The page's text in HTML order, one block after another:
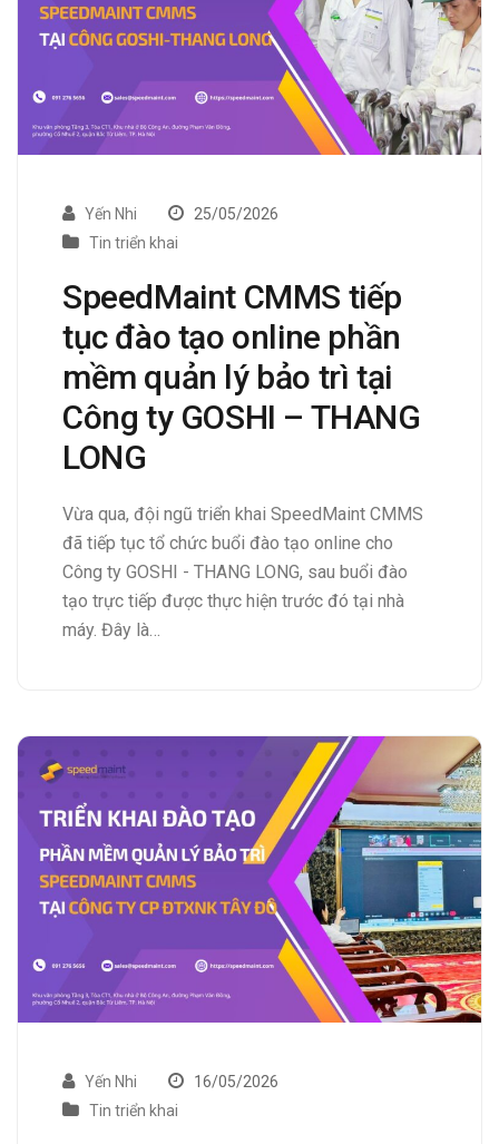
Yến Nhi
25/05/2026
Tin triển khai
SpeedMaint CMMS tiếp
tục đào tạo online phần
mềm quản lý bảo trì tại
Công ty GOSHI – THANG
LONG
Vừa qua, đội ngũ triển khai SpeedMaint CMMS
đã tiếp tục tổ chức buổi đào tạo online cho
Công ty GOSHI - THANG LONG, sau buổi đào
tạo trực tiếp được thực hiện trước đó tại nhà
máy. Đây là…
Yến Nhi
16/05/2026
Tin triển khai